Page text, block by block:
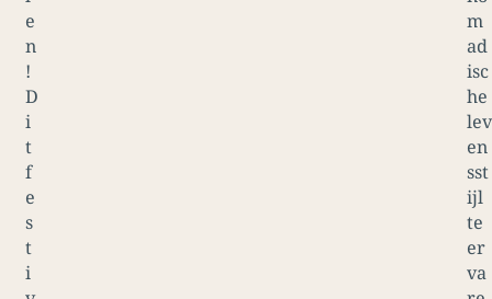
e
n
!
D
i
t
f
e
s
t
i
m
ad
isc
he
lev
en
sst
ijl
te
er
va